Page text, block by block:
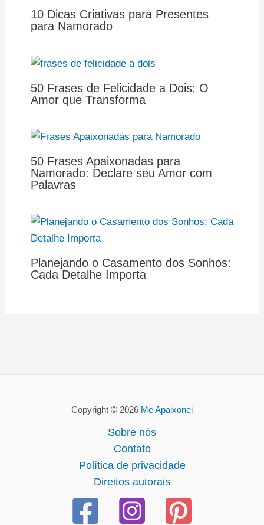
10 Dicas Criativas para Presentes
para Namorado
50 Frases de Felicidade a Dois: O
Amor que Transforma
50 Frases Apaixonadas para
Namorado: Declare seu Amor com
Palavras
Planejando o Casamento dos Sonhos:
Cada Detalhe Importa
Copyright © 2026 Me Apaixonei
Sobre nós
Contato
Política de privacidade
Direitos autorais